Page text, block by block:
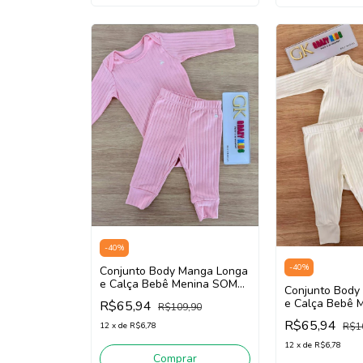
-40%
Conjunto Body Manga Longa
e Calça Bebê Menina SOMNII
4261008 (Rosa Sakura)
R$65,94 R$109,90
12 x de R$6,78
Comprar
-40%
Conjunto
e Calça Bebê
4261008 (Off
R$65,94
12 x de R$6,78